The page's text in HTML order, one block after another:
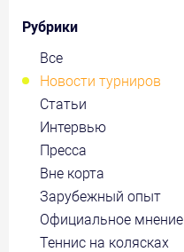
Рубрики
Все
Новости турниров
Статьи
Интервью
Пресса
Вне корта
Зарубежный опыт
Официальное мнение
Теннис на колясках